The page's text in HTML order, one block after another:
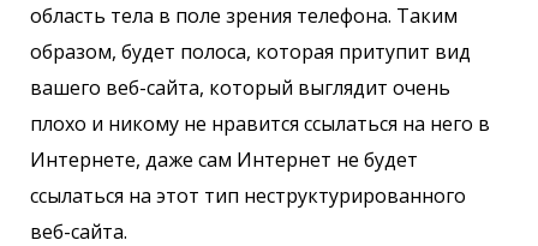
область тела в поле зрения телефона. Таким
образом, будет полоса, которая притупит вид
вашего веб-сайта, который выглядит очень
плохо и никому не нравится ссылаться на него в
Интернете, даже сам Интернет не будет
ссылаться на этот тип неструктурированного
веб-сайта.